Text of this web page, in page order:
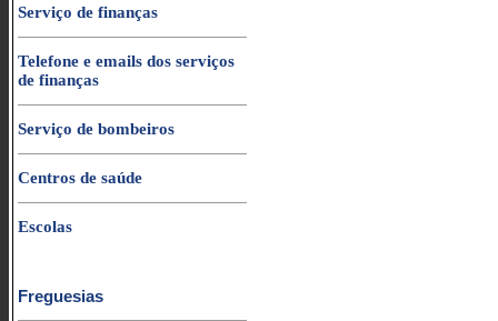
Serviço de finanças
Telefone e emails dos serviços
de finanças
Serviço de bombeiros
Centros de saúde
Escolas
Freguesias